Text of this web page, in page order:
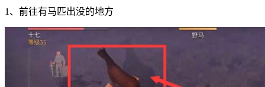
1、前往有马匹出没的地方